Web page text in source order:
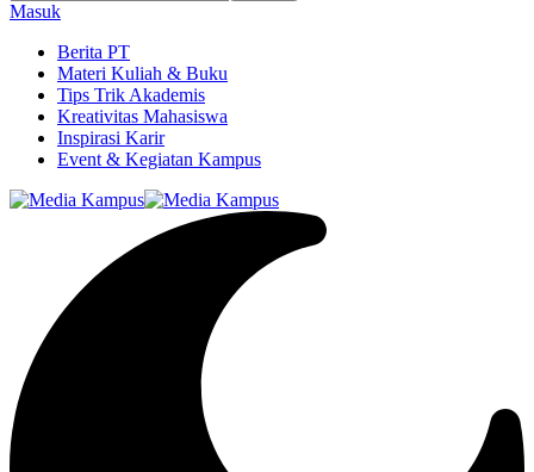
Masuk
Berita PT
Materi Kuliah & Buku
Tips Trik Akademis
Kreativitas Mahasiswa
Inspirasi Karir
Event & Kegiatan Kampus